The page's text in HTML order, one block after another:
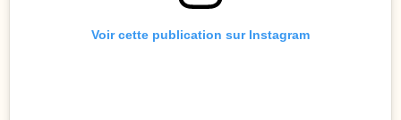
Voir cette publication sur Instagram